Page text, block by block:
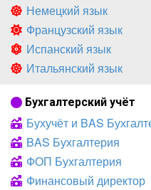
Немецкий язык
Французский язык
Испанский язык
Итальянский язык
Бухгалтерский учёт
Бухучёт и BAS
BAS Бухгалтерия
ФОП Бухгалтерия
Финансовый директор